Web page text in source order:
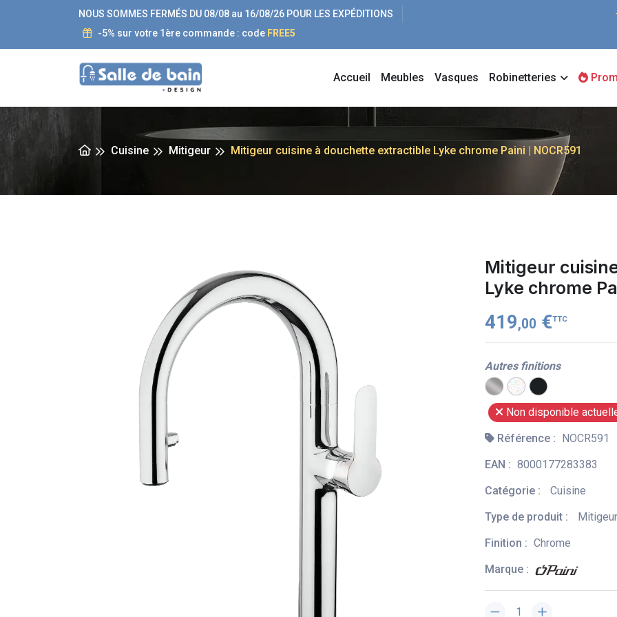
NOUS SOMMES FERMÉS DU 08/08 au 16/08/26 POUR LES EXPÉDITIONS
-5% sur votre 1ère commande : code FREE5
Accueil Meubles Vasques Robinetteries
Cuisine Mitigeur Mitigeur cuisine à douchette extractible Lyke chrome Paini | NOCR591
Mitigeur
Lyke chrome
419,00 €TTC
Autres finitions
Non disponible
Référence :
NOCR591
EAN : 8000177283383
Catégorie :
Cuisine
Type de produit :
Mitigeur
Finition : Chrome
Marque :